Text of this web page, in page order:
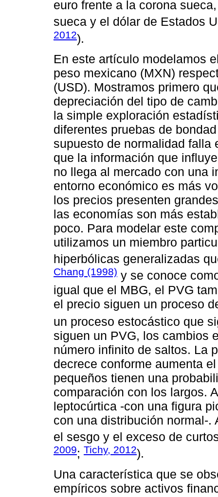
euro frente a la corona
sueca y el dólar de Estados
2012).
En este artículo modelamos
peso mexicano (MXN)
(USD). Mostramos primero
depreciación del tipo de
la simple exploración
diferentes pruebas de
supuesto de normalidad falla
que la información que
no llega al mercado con una
entorno económico es más
los precios presenten
las economías son más
poco. Para modelar este
utilizamos un miembro
hiperbólicas generalizadas
Chang (1998) y se conoce
igual que el MBG, el PVG
el precio siguen un proceso
un proceso estocástico que
siguen un PVG, los cambios
número infinito de saltos. La
decrece conforme aumenta
pequeños tienen una
comparación con los largos.
leptocúrtica -con una figura
con una distribución normal-.
el sesgo y el exceso de
2009; Tichy, 2012).
Una característica que se
empíricos sobre activos